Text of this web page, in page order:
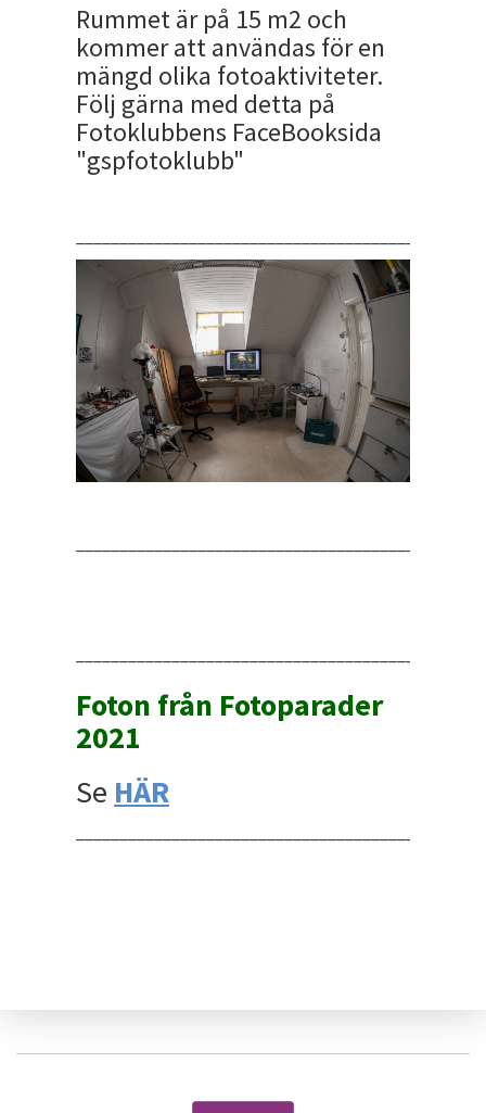
Rummet är på 15 m2 och
kommer att användas för en
mängd olika fotoaktiviteter.
Följ gärna med detta på
Fotoklubbens FaceBooksida
"gspfotoklubb"
Foton från Fotoparader
2021
Se HÄR